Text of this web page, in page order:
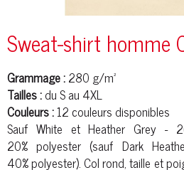
Sweat-shirt homme
Grammage :280 g/m²
Tailles :du S au 4XL
Couleurs :12 couleurs disponibles
Sauf White et Heather Grey -
20%polyester (sauf Dark
40%polyester). Col rond, taille et